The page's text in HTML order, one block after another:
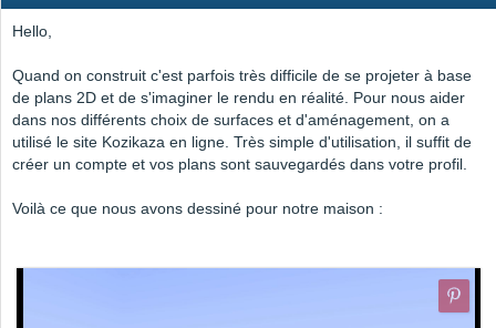
Hello,
Quand on construit c'est parfois très difficile de se projeter à base
de plans 2D et de s'imaginer le rendu en réalité. Pour nous aider
dans nos différents choix de surfaces et d'aménagement, on a
utilisé le site Kozikaza en ligne. Très simple d'utilisation, il suffit de
créer un compte et vos plans sont sauvegardés dans votre profil.
Voilà ce que nous avons dessiné pour notre maison :